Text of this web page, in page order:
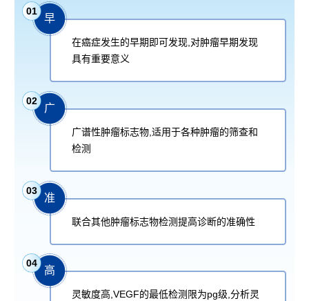
01
早
在癌症发生的早期即可发现,对肿瘤早期发现
具有重要意义
02
广
广谱性肿瘤标志物,适用于各种肿瘤的筛查和
检测
03
准
联合其他肿瘤标志物检测提高诊断的准确性
04
高
灵敏度高,VEGF的最低检测限为pg级,分析灵